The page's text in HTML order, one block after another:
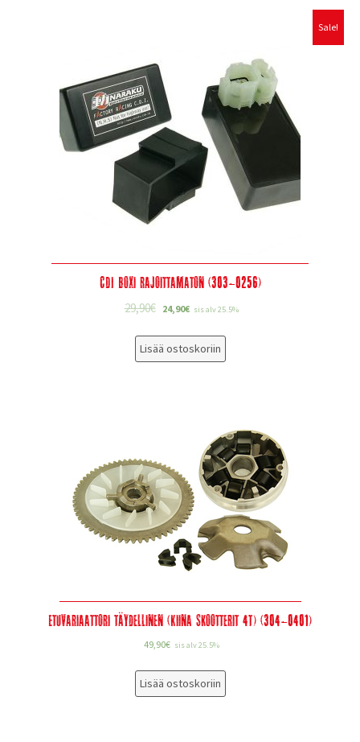
Sale!
CDI Boxi Rajoittamaton (303-0256)
29,90€ 24,90€ sis alv 25.5%
Lisää ostoskoriin
Etuvariaattori täydellinen (Kiina skootterit 4T) (304-0401)
49,90€ sis alv 25.5%
Lisää ostoskoriin